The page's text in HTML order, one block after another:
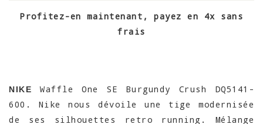
Profitez-en maintenant, payez en 4x sans
frais
NIKE
Waffle One SE Burgundy Crush DQ5141-
600. Nike nous dévoile une tige modernisée
de ses silhouettes retro running. Mélange